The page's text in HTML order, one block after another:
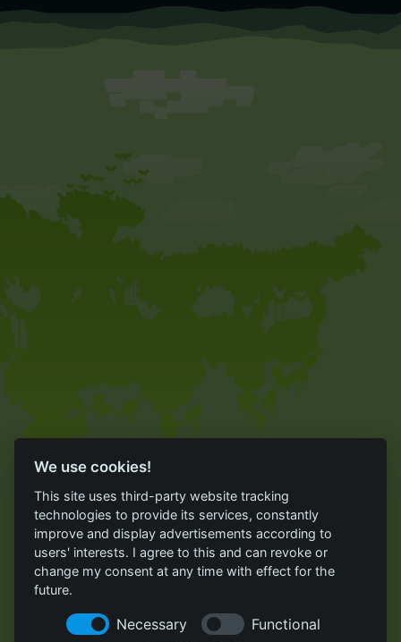
We use cookies!
This site uses third-party website tracking
technologies to provide its services, constantly
improve and display advertisements according to
users' interests. I agree to this and can revoke or
change my consent at any time with effect for the
future.
Necessary
Functional